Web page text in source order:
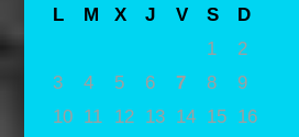
L M X J V S
D
1
2
3
4 5 6 7 8
9
10
11 12 13 14 15
16